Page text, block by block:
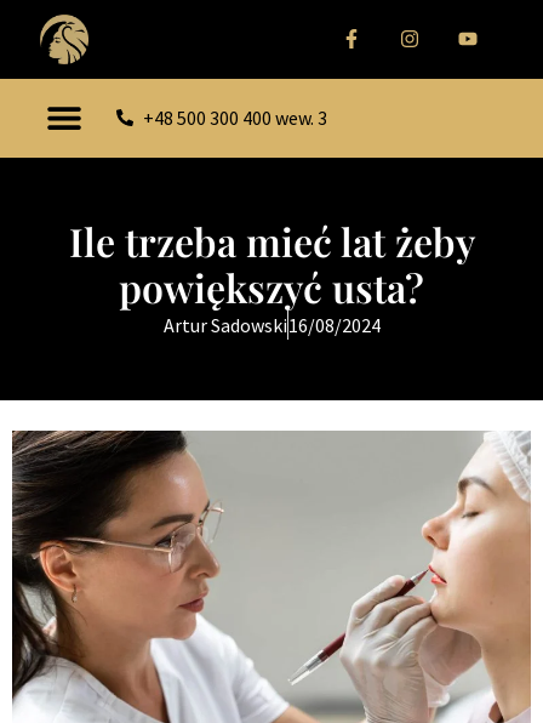
+48 500 300 400 wew. 3
Ile trzeba mieć lat żeby
powiększyć usta?
Artur Sadowski16/08/2024